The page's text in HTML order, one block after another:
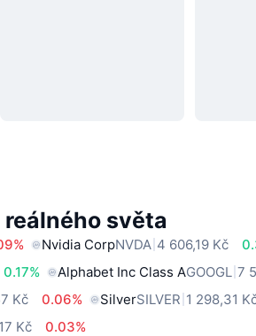
světa
Nvidia CorpNVDA 4 606,19 Kč
0.17% Alphabet Inc Class AGOOGL 7
Kč 0.06% SilverSILVER 1 298,31
Kč
0.03%